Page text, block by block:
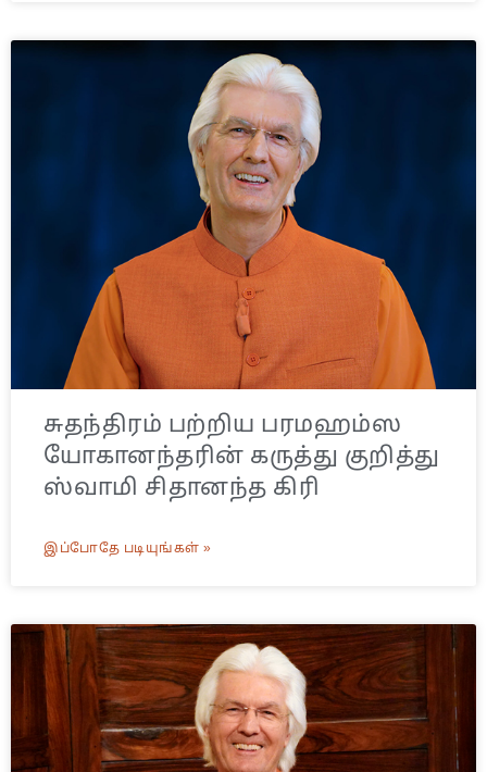
சுதந்திரம் பற்றிய பரமஹம்ஸ
யோகானந்தரின் கருத்து குறித்து
ஸ்வாமி சிதானந்த கிரி
இப்போதே படியுங்கள் »